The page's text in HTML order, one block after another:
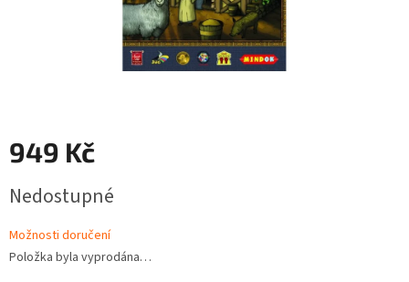
949 Kč
cena:
Nedostupné
Možnosti doručení
Položka byla vyprodána…